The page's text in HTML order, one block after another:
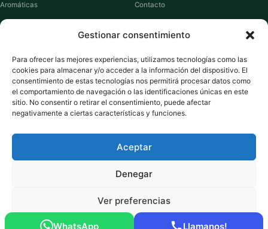
Gestionar consentimiento
Para ofrecer las mejores experiencias, utilizamos tecnologías como las
cookies para almacenar y/o acceder a la información del dispositivo. El
consentimiento de estas tecnologías nos permitirá procesar datos como
el comportamiento de navegación o las identificaciones únicas en este
sitio. No consentir o retirar el consentimiento, puede afectar
negativamente a ciertas características y funciones.
Aceptar
Denegar
Ver preferencias
Aromáticas
Suculentas
Contacto
VIVERO PLANTAS
Sobre nosotros
Puntos y recompensas
Cookies
Pago seguro: Tarjeta de Crédito / Débito Amazon Pay Klarna Link
© 2026 ViveroPlantas Online S.L. · NIF B27640622
WhatsApp Llamanos!